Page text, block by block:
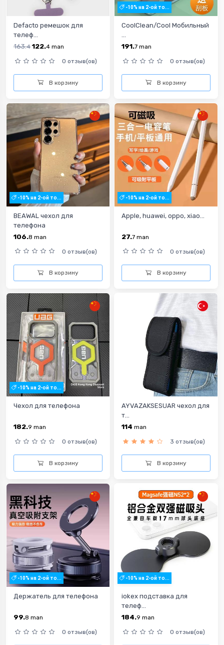
Defacto ремешок для
телеф...
163.4 122.4 man
0 отзыв(ов)
В корзину
-10% на 2-ой то...
CoolClean/Cool Мобильный
191.7 man
0 отзыв(ов)
В корзину
-10% на 2-ой то...
BEAWAL чехол для
телефона
106.8 man
0 отзыв(ов)
В корзину
-10% на 2-ой то...
Apple, huawei, oppo, xiao...
27.7 man
0 отзыв(ов)
В корзину
-10% на 2-ой то...
Чехол для телефона
182.9 man
0 отзыв(ов)
В корзину
AYVAZAKSESUAR чехол для
т...
114 man
3 отзыв(ов)
В корзину
-10% на 2-ой то...
Держатель для телефона
99.8 man
0 отзыв(ов)
-10% на 2-ой то...
iokex подставка для
телеф...
184.9 man
0 отзыв(ов)